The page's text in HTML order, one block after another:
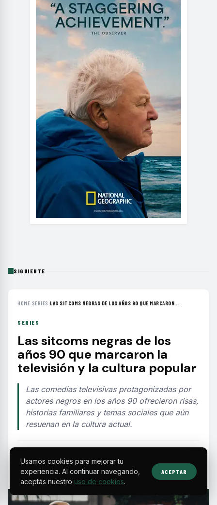
SIGUIENTE
HOME› SERIES ›LAS SITCOMS NEGRAS DE LOS AÑOS 90 QUE MARCARON ...
SERIES
Las sitcoms negras de los
años 90 que marcaron la
televisión y la cultura popular
Las comedias televisivas protagonizadas por
actores negros en los años 90 ofrecieron risas,
historias familiares y temas sociales que aún
resuenan en la cultura actual.
Usamos cookies para mejorar tu
experiencia. Al continuar navegando,
aceptás nuestro uso de cookies.
ACEPTAR